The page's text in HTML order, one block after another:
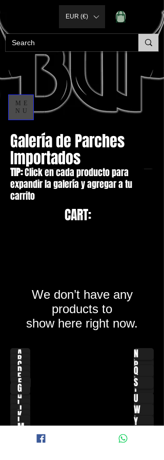
ME
NU
EUR (€)
Galería de Parches
Importados
TIP:Click en cada producto para
expandir la galería y agregar a tu
carrito
CART:
We don’t have any
products to
show here right now.
A O
P
R
T
V
X
Z
B
C
D
E
H
F
I
G
J
K
L
M
N
Q
S
U
W
Y